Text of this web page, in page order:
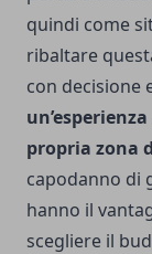
quindi come
ribaltare
con decisione
propria zona
capodanno di
hanno il
scegliere il